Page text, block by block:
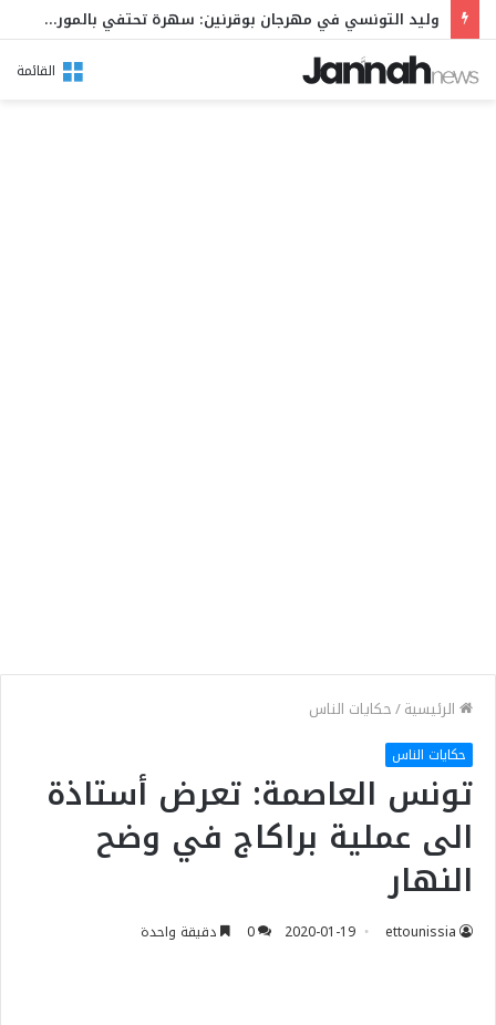
وليد التونسي في مهرجان بوقرنين: سهرة تحتفي بالموروث الشعبي وصالح الفرزيط في البال
القائمة
الرئيسية/حكايات الناس
حكايات الناس
تونس العاصمة: تعرض أستاذة
الى عملية براكاج في وضح
النهار
ettounissia
2020-01-19
0 دقيقة واحدة